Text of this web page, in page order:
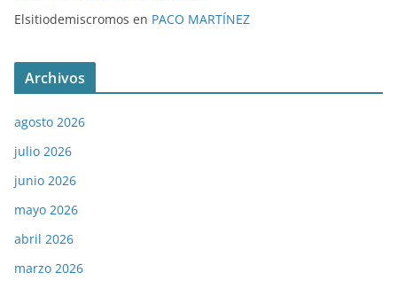
Elsitiodemiscromos en PACO MARTÍNEZ
Archivos
agosto 2026
julio 2026
junio 2026
mayo 2026
abril 2026
marzo 2026